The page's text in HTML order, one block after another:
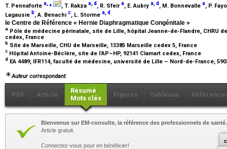
T. Pennaforte a,⁎ , T. Rakza a,d , R. Sfeira, E. Aubry a,d , M. Bonnevalle a, P.
Lagausie b, A. Benachi c, L. Storme a d
le Centre de Référence « Hernie Diaphragmatique Congénitale »
a Pôle de médecine périnatale, site de Lille, hôpital Jeanne-de-Flandre, CHRU
cedex, France
b Site de Marseille, CHU de Marseille, 13385 Marseille cedex 5, France
c Hôpital Antoine-Béclère, site de l’AP–HP, 92141 Clamart cedex, France
d EA 4489, IFR114, faculté de médecine, université de Lille – Nord-de-France,
Auteur correspondant.
PDF Article
Résumé
Mots clés
Figures Tableaux
Bienvenue sur EM-consulte, la référence des professionnels de santé.
Article gratuit.
Connectez-vous pour en bénéficier!